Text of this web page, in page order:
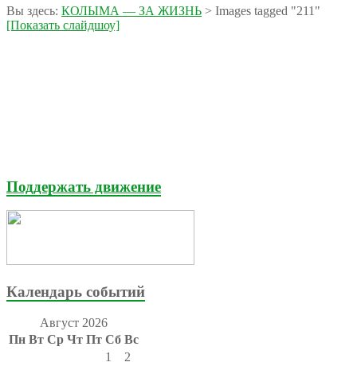
Вы здесь: КОЛЫМА — ЗА ЖИЗНЬ > Images tagged "211"
[Показать слайдшоу]
Поддержать движение
Календарь событий
Август 2026
Пн Вт Ср Чт Пт Сб Вс
1
2